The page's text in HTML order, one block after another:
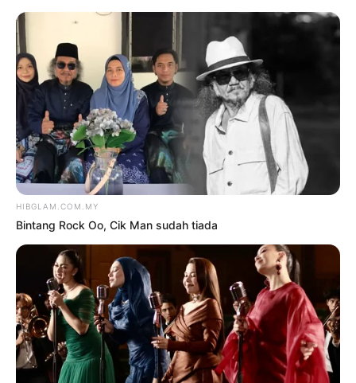
TAG:KUMPUL DANA
Hiburan Rencam Seni
SATU PERGI, 20 LAGI
DATANG, PERCAYA PADA
olehHARYATI KARIM